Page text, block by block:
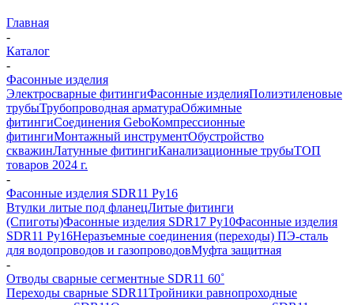
Главная
-
Каталог
-
Фасонные изделия
Электросварные фитингиФасонные изделияПолиэтиленовые
трубыТрубопроводная арматураОбжимные
фитингиСоединения GeboКомпрессионные
фитингиМонтажный инструментОбустройство
скважинЛатунные фитингиКанализационные трубыТОП
товаров 2024 г.
-
Фасонные изделия SDR11 Ру16
Втулки литые под фланецЛитые фитинги
(Спиготы)Фасонные изделия SDR17 Ру10Фасонные изделия
SDR11 Ру16Неразъемные соединения (переходы) ПЭ-сталь
для водопроводов и газопроводовМуфта защитная
-
Отводы сварные сегментные SDR11 60˚
Переходы сварные SDR11Тройники равнопроходные